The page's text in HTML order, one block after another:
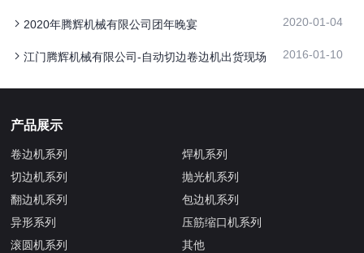
2020年腾辉机械有限公司团年晚宴 2020-01-04
江门腾辉机械有限公司-自动切边卷边机出货现场 2016-01-10
产品展示
卷边机系列
切边机系列
翻边机系列
异形系列
滚圆机系列
焊机系列
抛光机系列
包边机系列
压筋缩口机系列
其他